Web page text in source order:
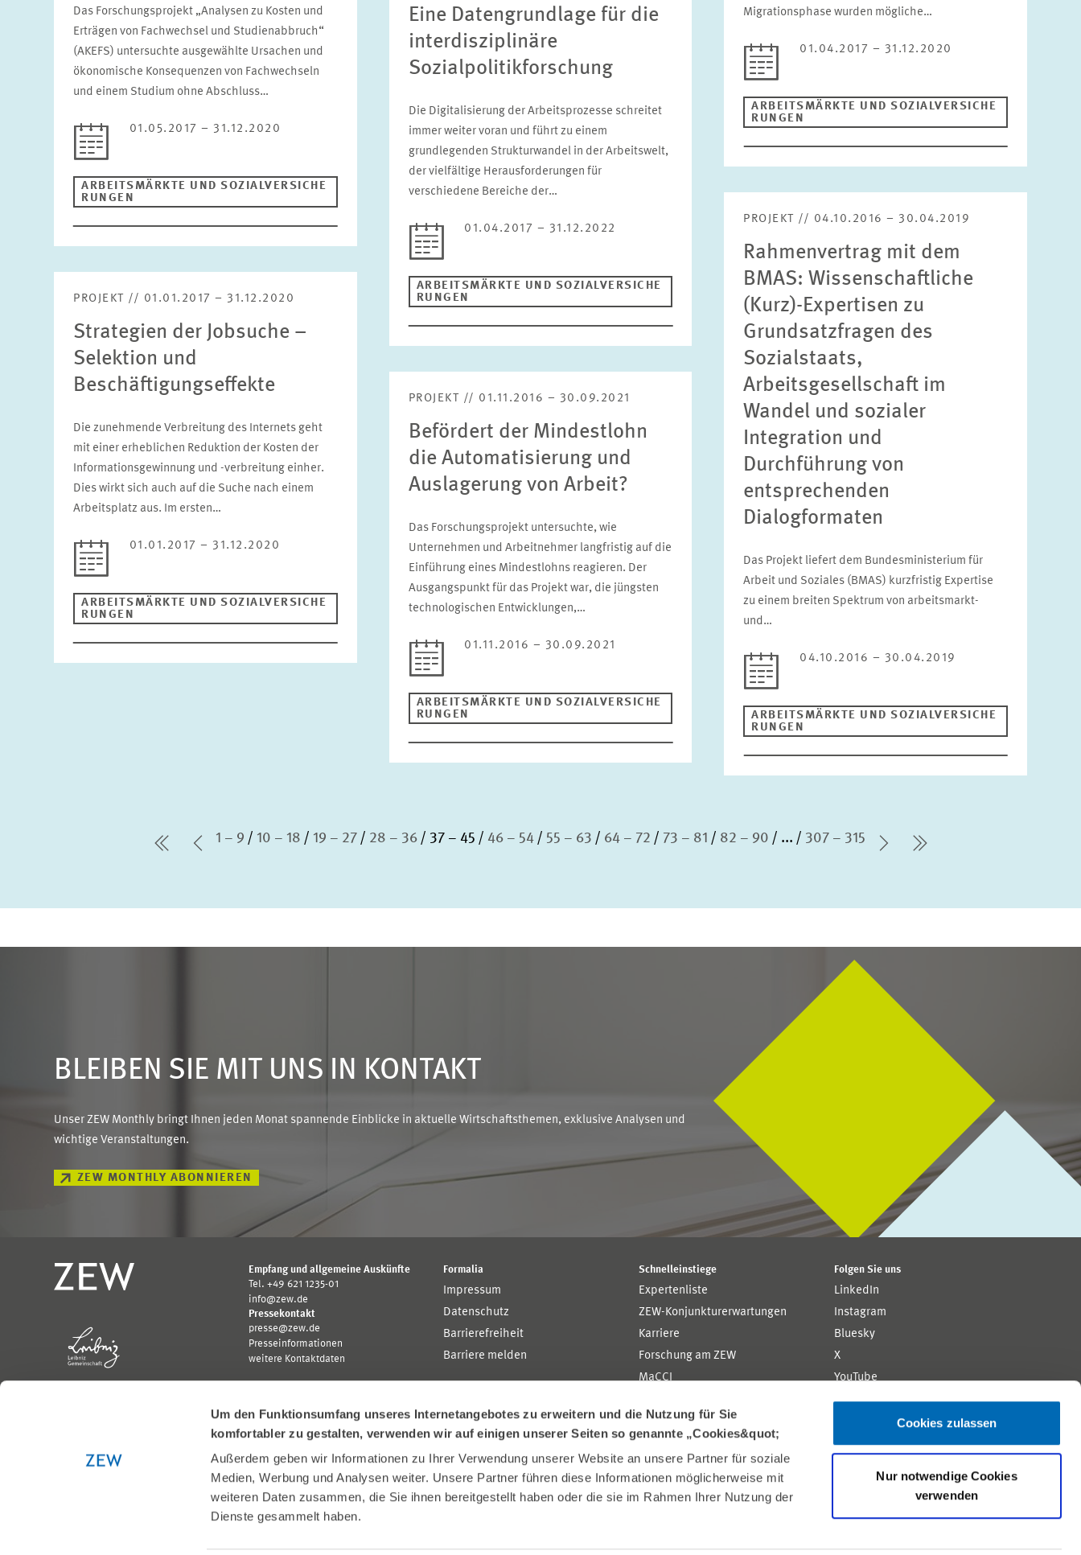
Um den Funktionsumfang unseres Internetangebotes zu erweitern und die Nutzung für Sie
komfortabler zu gestalten, verwenden wir auf einigen unserer Seiten so genannte „Cookies&quot;
Außerdem geben wir Informationen zu Ihrer Verwendung unserer Website an unsere Partner für soziale
Medien, Werbung und Analysen weiter. Unsere Partner führen diese Informationen möglicherweise mit
weiteren Daten zusammen, die Sie ihnen bereitgestellt haben oder die sie im Rahmen Ihrer Nutzung der
Dienste gesammelt haben.
Cookies zulassen
Nur notwendige Cookies
verwenden
Das Forschungsprojekt „Analysen zu Kosten und
Erträgen von Fachwechsel und Studienabbruch“
(AKEFS) untersuchte ausgewählte Ursachen und
ökonomische Konsequenzen von Fachwechseln
und einem Studium ohne Abschluss…
01.05.2017 – 31.12.2020
ARBEITSMÄRKTE UND SOZIALVERSICHE
RUNGEN
Eine Datengrundlage für die
interdisziplinäre
Sozialpolitikforschung
Die Digitalisierung der Arbeitsprozesse schreitet
immer weiter voran und führt zu einem
grundlegenden Strukturwandel in der Arbeitswelt,
der vielfältige Herausforderungen für
verschiedene Bereiche der…
01.04.2017 – 31.12.2022
ARBEITSMÄRKTE UND SOZIALVERSICHE
RUNGEN
Migrationsphase wurden mögliche…
01.04.2017 – 31.12.2020
ARBEITSMÄRKTE UND SOZIALVERSICHE
RUNGEN
PROJEKT // 01.01.2017 – 31.12.2020
Strategien der Jobsuche –
Selektion und
Beschäftigungseffekte
Die zunehmende Verbreitung des Internets geht
mit einer erheblichen Reduktion der Kosten der
Informationsgewinnung und -verbreitung einher.
Dies wirkt sich auch auf die Suche nach einem
Arbeitsplatz aus. Im ersten…
01.01.2017 – 31.12.2020
ARBEITSMÄRKTE UND SOZIALVERSICHE
RUNGEN
PROJEKT // 01.11.2016 – 30.09.2021
Befördert der Mindestlohn
die Automatisierung und
Auslagerung von Arbeit?
Das Forschungsprojekt untersuchte, wie
Unternehmen und Arbeitnehmer langfristig auf die
Einführung eines Mindestlohns reagieren. Der
Ausgangspunkt für das Projekt war, die jüngsten
technologischen Entwicklungen,…
01.11.2016 – 30.09.2021
ARBEITSMÄRKTE UND SOZIALVERSICHE
RUNGEN
PROJEKT // 04.10.2016 – 30.04.2019
Rahmenvertrag mit dem
BMAS: Wissenschaftliche
(Kurz)-Expertisen zu
Grundsatzfragen des
Sozialstaats,
Arbeitsgesellschaft im
Wandel und sozialer
Integration und
Durchführung von
entsprechenden
Dialogformaten
Das Projekt liefert dem Bundesministerium für
Arbeit und Soziales (BMAS) kurzfristig Expertise
zu einem breiten Spektrum von arbeitsmarkt-
und…
04.10.2016 – 30.04.2019
ARBEITSMÄRKTE UND SOZIALVERSICHE
RUNGEN
erste Seite
Vorherige Seite
1 – 9 10 – 18 19 – 27 28 – 36 37 – 45 46 – 54 55 – 63 64 – 72 73 – 81 82 – 90 ... 307 – 315
Nächste Seite
letzte Seite
BLEIBEN SIE MIT UNS IN KONTAKT
Unser ZEW Monthly bringt Ihnen jeden Monat spannende Einblicke in aktuelle Wirtschaftsthemen, exklusive Analysen und
wichtige Veranstaltungen.
ZEW MONTHLY ABONNIEREN
Empfang und allgemeine Auskünfte
Tel. +49 621 1235-01
info@zew.de
Pressekontakt
presse@zew.de
Presseinformationen
weitere Kontaktdaten
Formalia
Impressum
Datenschutz
Barrierefreiheit
Barriere melden
Schnelleinstiege
Expertenliste
ZEW-Konjunkturerwartungen
Karriere
Forschung am ZEW
MaCCI
Folgen Sie uns
LinkedIn
Instagram
Bluesky
X
YouTube
Flickr
Gefördert von:
Ministerium
Wissenschaft,